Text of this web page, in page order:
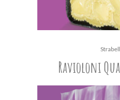
Ravioloni